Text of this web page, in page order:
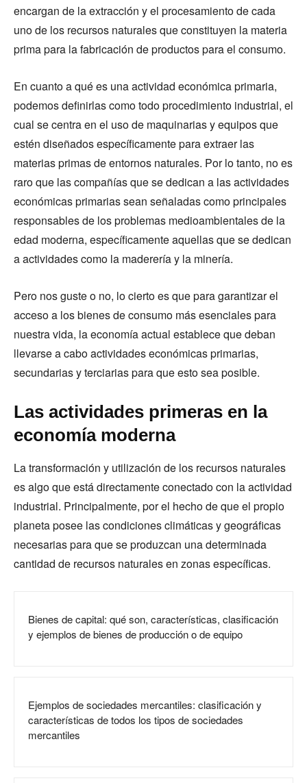
encargan de la extracción y el procesamiento de cada
uno de los recursos naturales que constituyen la materia
prima para la fabricación de productos para el consumo.
En cuanto a qué es una actividad económica primaria,
podemos definirlas como todo procedimiento industrial, el
cual se centra en el uso de maquinarias y equipos que
estén diseñados específicamente para extraer las
materias primas de entornos naturales. Por lo tanto, no es
raro que las compañías que se dedican a las actividades
económicas primarias sean señaladas como principales
responsables de los problemas medioambientales de la
edad moderna, específicamente aquellas que se dedican
a actividades como la maderería y la minería.
Pero nos guste o no, lo cierto es que para garantizar el
acceso a los bienes de consumo más esenciales para
nuestra vida, la economía actual establece que deban
llevarse a cabo actividades económicas primarias,
secundarias y terciarias para que esto sea posible.
Las actividades primeras en la
economía moderna
La transformación y utilización de los recursos naturales
es algo que está directamente conectado con la actividad
industrial. Principalmente, por el hecho de que el propio
planeta posee las condiciones climáticas y geográficas
necesarias para que se produzcan una determinada
cantidad de recursos naturales en zonas específicas.
Bienes de capital: qué son, características, clasificación
y ejemplos de bienes de producción o de equipo
Ejemplos de sociedades mercantiles: clasificación y
características de todos los tipos de sociedades
mercantiles